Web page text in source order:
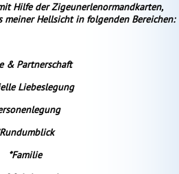
Hilfe der Zigeunerlenormandkarten,
Hellsicht in folgenden Bereichen:
& Partnerschaft
Liebeslegung
*Familie